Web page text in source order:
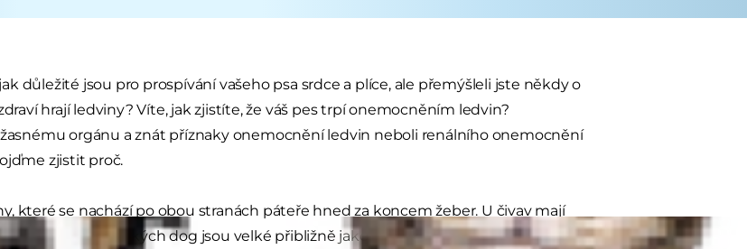
důležité jsou pro prospívání vašeho psa srdce a plíce, ale přemýšleli jste někdy o
hrají ledviny? Víte, jak zjistíte, že váš pes trpí onemocněním ledvin?
orgánu a znát příznaky onemocnění ledvin neboli renálního onemocnění
zjistit proč.
které se nachází po obou stranách páteře hned za koncem žeber. U čivav mají
U německých dog jsou velké přibližně jako lidská pěst. Tyto malé orgány